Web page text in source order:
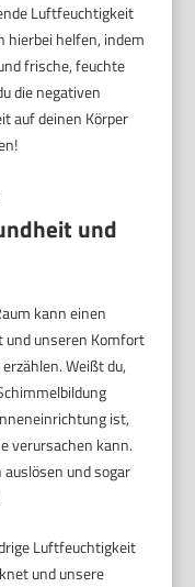
Luftfeuchtigkeit
hierbei helfen, indem
frische, feuchte
die negativen
auf deinen Körper
und
kann einen
und unseren Komfort
Weißt du,
ist,
verursachen kann.
und sogar
Luftfeuchtigkeit
und unsere